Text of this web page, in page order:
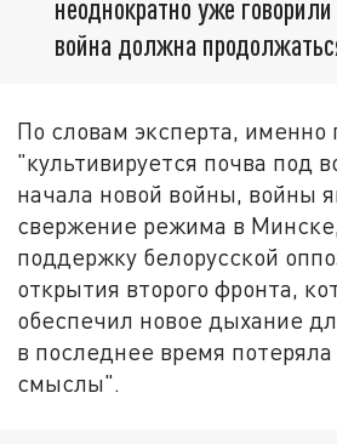
неоднократно уже
война должна
По словам эксперта, именно
"культивируется почва под
начала новой войны, войны
свержение режима в
поддержку белорусской
открытия второго фронта,
обеспечил новое дыхание
в последнее время
смыслы".